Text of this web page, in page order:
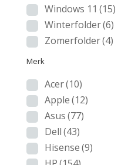
Windows 11 (15)
Winterfolder(6)
Zomerfolder(4)
Merk
Acer(10)
Apple(12)
Asus(77)
Dell(43)
Hisense(9)